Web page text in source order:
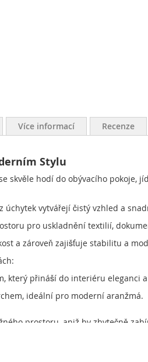
Stylu
skvěle hodí do obývacího pokoje,
úchytek vytvářejí čistý vzhled a
pro uskladnění textilií,
a zároveň zajišťuje stabilitu a
který přináší do interiéru eleganci
ideální pro moderní aranžmá.
prostoru, aniž by zbytečně
Více informací Recenze